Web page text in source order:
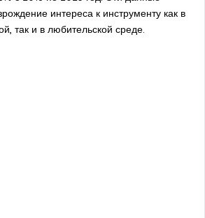
интереса к инструменту как в
так и в любительской среде.